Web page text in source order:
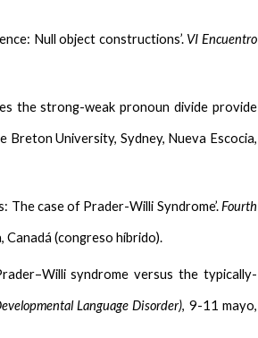
Null object constructions’. VI Encuentro
the strong-weak pronoun divide provide
Breton University, Sydney, Nueva Escocia,
The case of Prader-Willi Syndrome’.Fourth
Canadá (congreso híbrido).
syndrome versus the typically-
Language Disorder), 9-11 mayo,